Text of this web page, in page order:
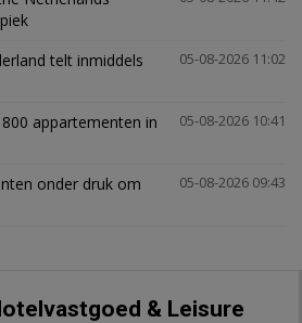
05-08-2026 11:02
telt inmiddels
05-08-2026 10:41
appartementen in
05-08-2026 09:43
onder druk om
& Leisure